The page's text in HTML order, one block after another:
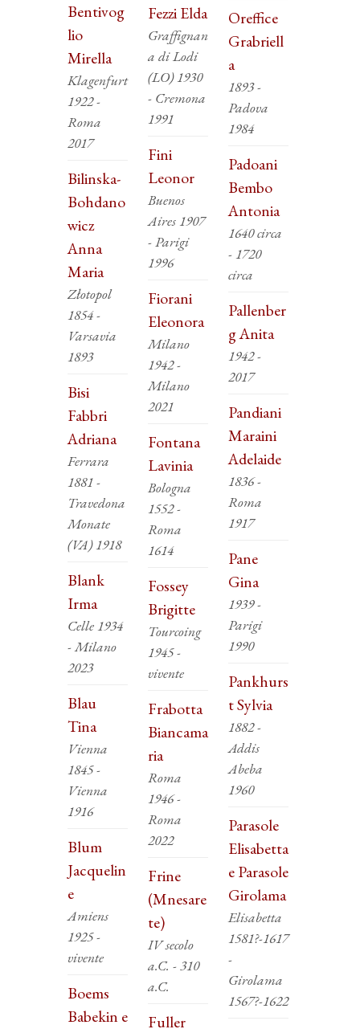
Bentivog
lio
Mirella
Klagenfurt
1922 -
Roma
2017
Bilinska-
Bohdano
wicz
Anna
Maria
Złotopol
1854 -
Varsavia
1893
Bisi
Fabbri
Adriana
Ferrara
1881 -
Travedona
Monate
(VA) 1918
Blank
Irma
Celle 1934
- Milano
2023
Blau
Tina
Vienna
1845 -
Vienna
1916
Blum
Jacquelin
e
Amiens
1925 -
vivente
Boems
Babekin e
Fezzi Elda
Graffignan
a di Lodi
(LO) 1930
- Cremona
1991
Fini
Leonor
Buenos
Aires 1907
- Parigi
1996
Fiorani
Eleonora
Milano
1942 -
Milano
2021
Fontana
Lavinia
Bologna
1552 -
Roma
1614
Fossey
Brigitte
Tourcoing
1945 -
vivente
Frabotta
Biancama
ria
Roma
1946 -
Roma
2022
Frine
(Mnesare
te)
IV secolo
a.C. - 310
a.C.
Fuller
Oreffice
Grabriell
a
1893 -
Padova
1984
Padoani
Bembo
Antonia
1640 circa
- 1720
circa
Pallenber
g Anita
1942 -
2017
Pandiani
Maraini
Adelaide
1836 -
Roma
1917
Pane
Gina
1939 -
Parigi
1990
Pankhurs
t Sylvia
1882 -
Addis
Abeba
1960
Parasole
Elisabetta
e Parasole
Girolama
Elisabetta
1581?-1617
-
Girolama
1567?-1622